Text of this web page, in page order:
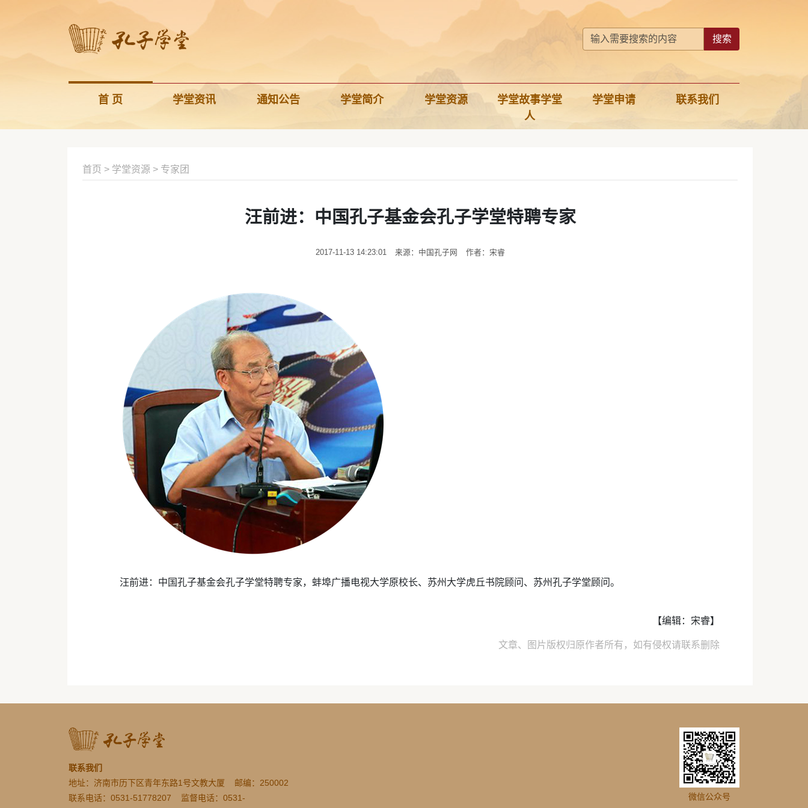
搜索
首 页 学堂资讯 通知公告 学堂简介 学堂资源
学堂故事学堂
人
学堂申请 联系我们
首页 > 学堂资源 > 专家团
汪前进：中国孔子基金会孔子学堂特聘专家
2017-11-13 14:23:01 来源：中国孔子网 作者：宋睿
汪前进：中国孔子基金会孔子学堂特聘专家，蚌埠广播电视大学原校长、苏州大学虎丘书院顾问、苏州孔子学堂顾问。
【编辑：宋睿】
文章、图片版权归原作者所有，如有侵权请联系删除
联系我们
地址：济南市历下区青年东路1号文教大厦 邮编：250002
联系电话：0531-51778207 监督电话：0531-
微信公众号